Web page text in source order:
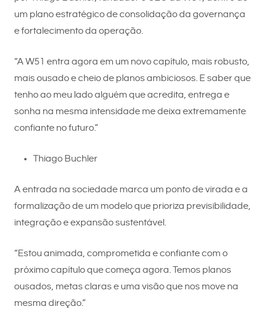
um plano estratégico de consolidação da governança
e fortalecimento da operação.
“A W51 entra agora em um novo capítulo, mais robusto,
mais ousado e cheio de planos ambiciosos. E saber que
tenho ao meu lado alguém que acredita, entrega e
sonha na mesma intensidade me deixa extremamente
confiante no futuro.”
Thiago Buchler
A entrada na sociedade marca um ponto de virada e a
formalização de um modelo que prioriza previsibilidade,
integração e expansão sustentável.
“Estou animada, comprometida e confiante com o
próximo capítulo que começa agora. Temos planos
ousados, metas claras e uma visão que nos move na
mesma direção.”